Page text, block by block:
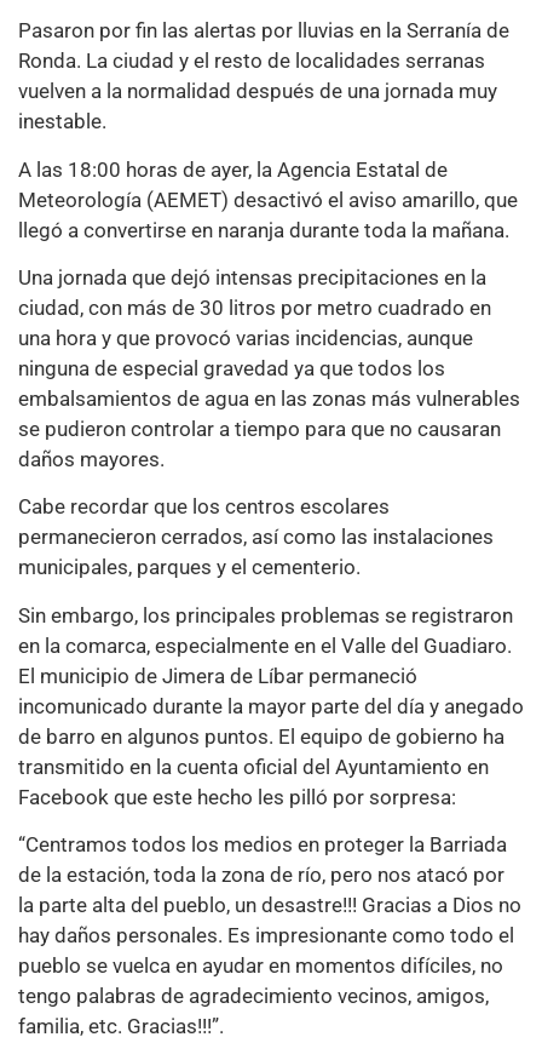
Pasaron por fin las alertas por lluvias en la Serranía de
Ronda. La ciudad y el resto de localidades serranas
vuelven a la normalidad después de una jornada muy
inestable.
A las 18:00 horas de ayer, la Agencia Estatal de
Meteorología (AEMET) desactivó el aviso amarillo, que
llegó a convertirse en naranja durante toda la mañana.
Una jornada que dejó intensas precipitaciones en la
ciudad, con más de 30 litros por metro cuadrado en
una hora y que provocó varias incidencias, aunque
ninguna de especial gravedad ya que todos los
embalsamientos de agua en las zonas más vulnerables
se pudieron controlar a tiempo para que no causaran
daños mayores.
Cabe recordar que los centros escolares
permanecieron cerrados, así como las instalaciones
municipales, parques y el cementerio.
Sin embargo, los principales problemas se registraron
en la comarca, especialmente en el Valle del Guadiaro.
El municipio de Jimera de Líbar permaneció
incomunicado durante la mayor parte del día y anegado
de barro en algunos puntos. El equipo de gobierno ha
transmitido en la cuenta oficial del Ayuntamiento en
Facebook que este hecho les pilló por sorpresa:
“Centramos todos los medios en proteger la Barriada
de la estación, toda la zona de río, pero nos atacó por
la parte alta del pueblo, un desastre!!! Gracias a Dios no
hay daños personales. Es impresionante como todo el
pueblo se vuelca en ayudar en momentos difíciles, no
tengo palabras de agradecimiento vecinos, amigos,
familia, etc. Gracias!!!”.